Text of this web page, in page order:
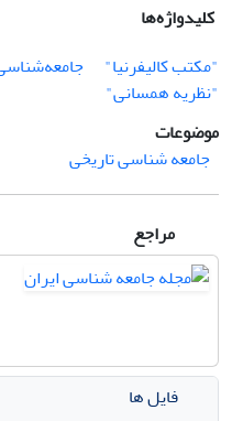
کلیدواژه‌ها
"مکتب کالیفرنیا"
"نظریه همسانی"
موضوعات
جامعه شناسی تاریخی
مراجع
فایل ها